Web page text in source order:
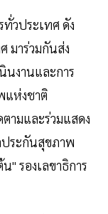
วประเทศ ดัง
มาร่วมกันส่ง
นงานและการ
แห่งชาติ
ามและร่วมแสดง
ระกันสุขภาพ
" รองเลขาธิการ